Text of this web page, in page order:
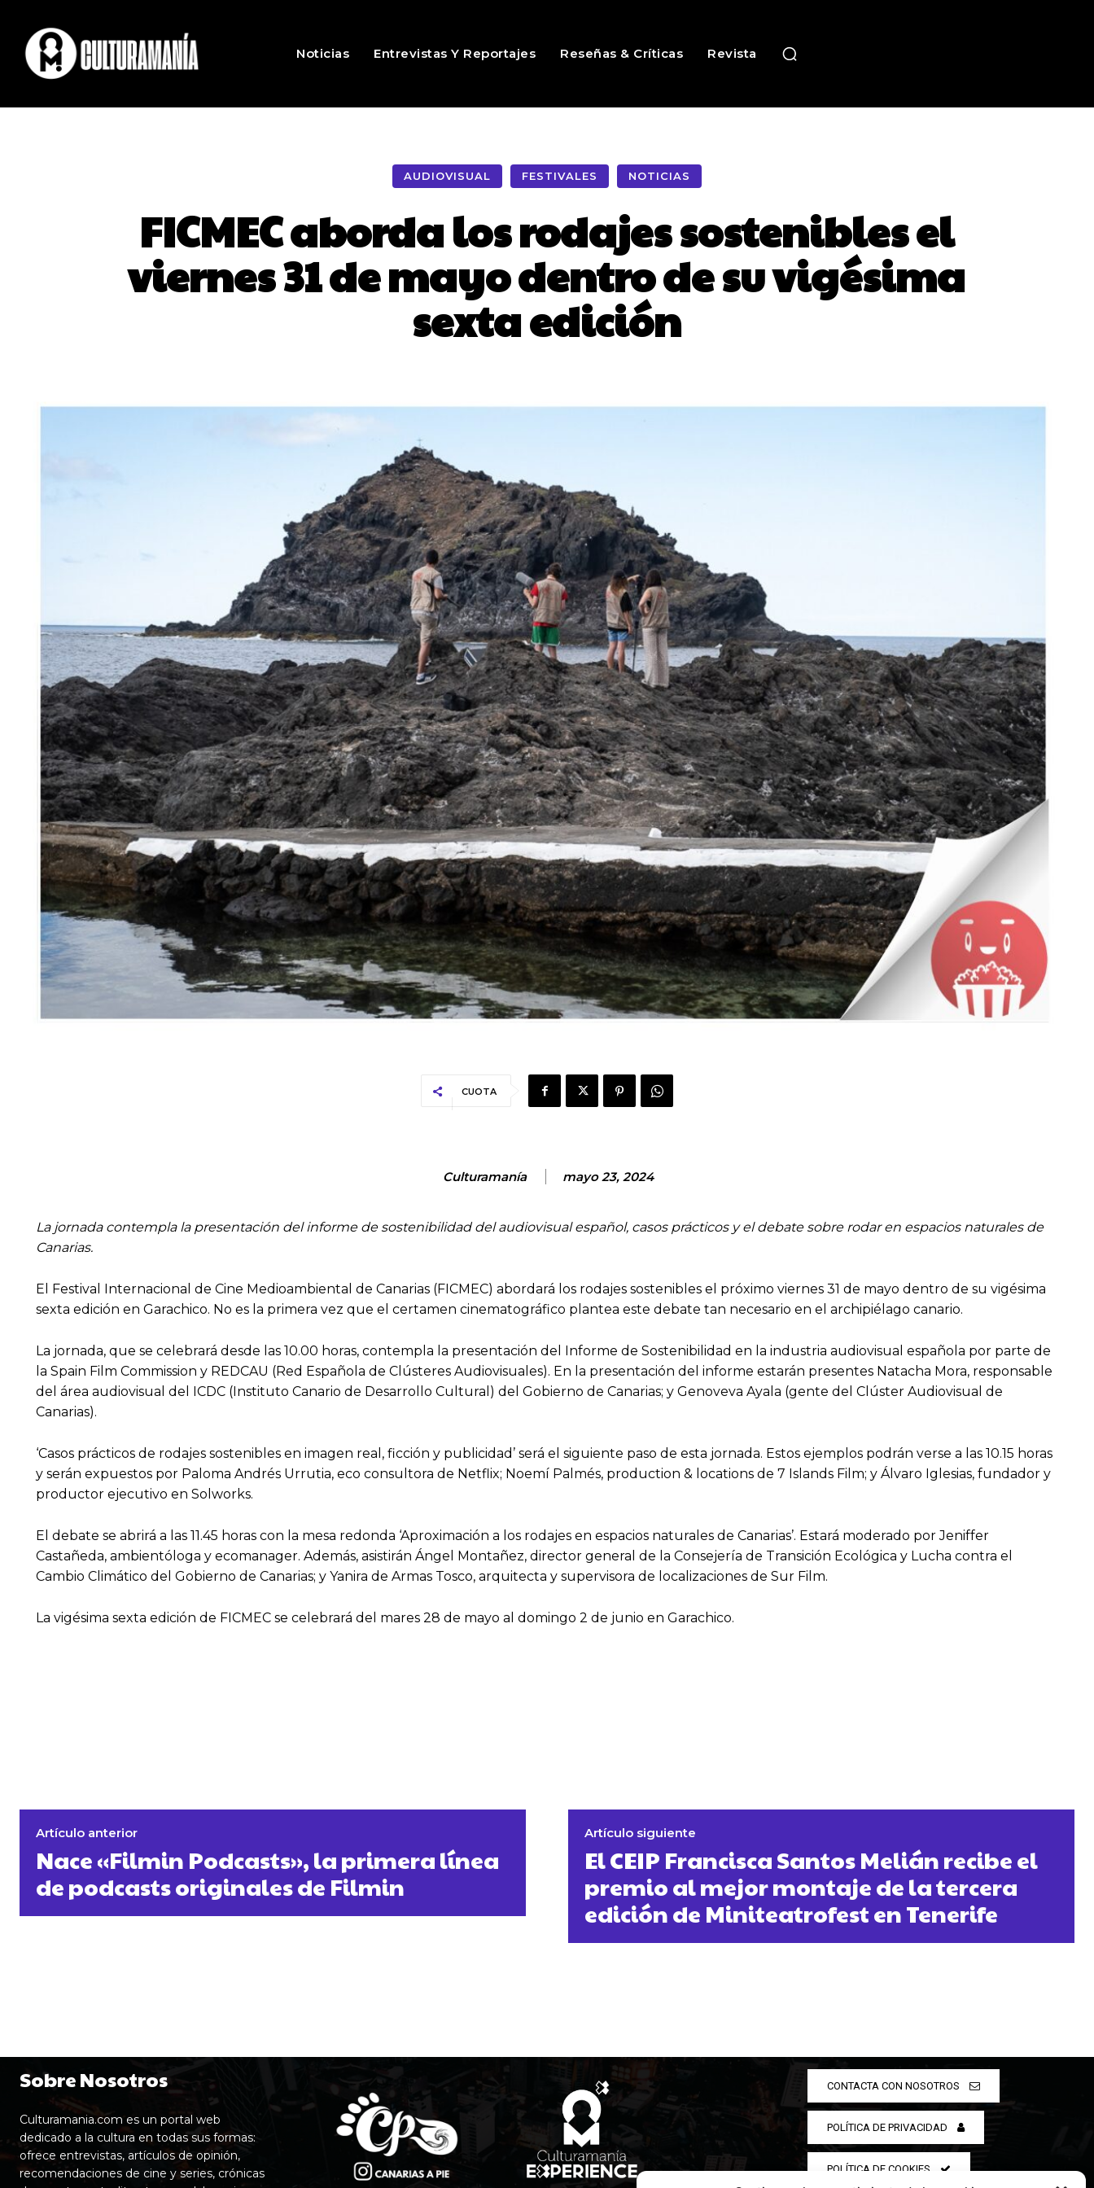
Noticias Entrevistas Y Reportajes Reseñas & Críticas Revista
AUDIOVISUAL FESTIVALES NOTICIAS
FICMEC aborda los rodajes sostenibles el
viernes 31 de mayo dentro de su vigésima
sexta edición
CUOTA
Culturamanía mayo 23, 2024
La jornada contempla la presentación del informe de sostenibilidad del audiovisual español, casos prácticos y el debate sobre rodar en espacios naturales de
Canarias.
El Festival Internacional de Cine Medioambiental de Canarias (FICMEC) abordará los rodajes sostenibles el próximo viernes 31 de mayo dentro de su vigésima
sexta edición en Garachico. No es la primera vez que el certamen cinematográfico plantea este debate tan necesario en el archipiélago canario.
La jornada, que se celebrará desde las 10.00 horas, contempla la presentación del Informe de Sostenibilidad en la industria audiovisual española por parte de
la Spain Film Commission y REDCAU (Red Española de Clústeres Audiovisuales). En la presentación del informe estarán presentes Natacha Mora, responsable
del área audiovisual del ICDC (Instituto Canario de Desarrollo Cultural) del Gobierno de Canarias; y Genoveva Ayala (gente del Clúster Audiovisual de
Canarias).
‘Casos prácticos de rodajes sostenibles en imagen real, ficción y publicidad’ será el siguiente paso de esta jornada. Estos ejemplos podrán verse a las 10.15 horas
y serán expuestos por Paloma Andrés Urrutia, eco consultora de Netflix; Noemí Palmés, production & locations de 7 Islands Film; y Álvaro Iglesias, fundador y
productor ejecutivo en Solworks.
El debate se abrirá a las 11.45 horas con la mesa redonda ‘Aproximación a los rodajes en espacios naturales de Canarias’. Estará moderado por Jeniffer
Castañeda, ambientóloga y ecomanager. Además, asistirán Ángel Montañez, director general de la Consejería de Transición Ecológica y Lucha contra el
Cambio Climático del Gobierno de Canarias; y Yanira de Armas Tosco, arquitecta y supervisora de localizaciones de Sur Film.
La vigésima sexta edición de FICMEC se celebrará del mares 28 de mayo al domingo 2 de junio en Garachico.
Artículo anterior
Nace «Filmin Podcasts», la primera línea
de podcasts originales de Filmin
Artículo siguiente
El CEIP Francisca Santos Melián recibe el
premio al mejor montaje de la tercera
edición de Miniteatrofest en Tenerife
Sobre Nosotros
Culturamania.com es un portal web
dedicado a la cultura en todas sus formas:
ofrece entrevistas, artículos de opinión,
recomendaciones de cine y series, crónicas
CONTACTA CON NOSOTROS
POLÍTICA DE PRIVACIDAD
POLÍTICA DE COOKIES